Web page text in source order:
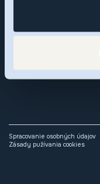
stretnutie.
Spracovanie osobných údajov
Zásady pužívania cookies